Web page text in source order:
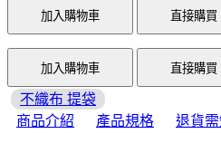
加入購物車 直接購買
加入購物車 直接購買
不織布 提袋
商品介紹
產品規格 退貨需